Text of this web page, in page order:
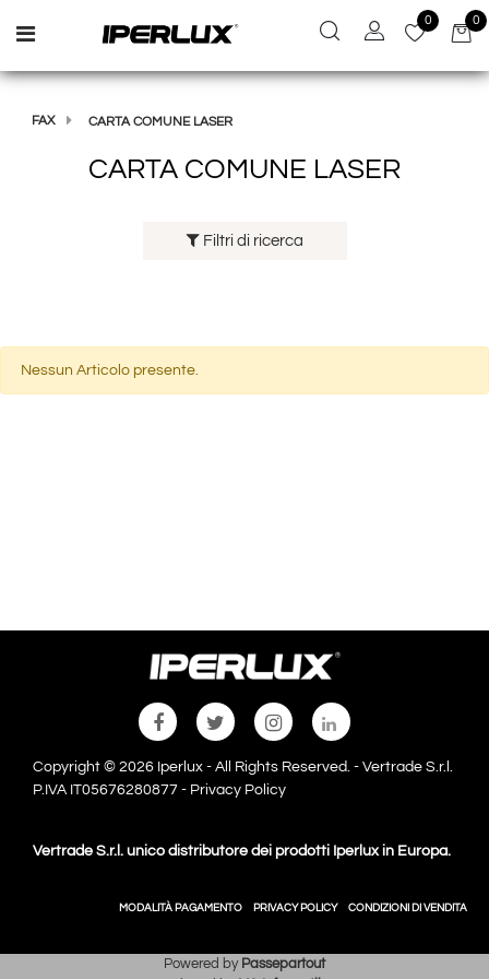
Open menu
0 0
FAX CARTA COMUNE LASER
CARTA COMUNE LASER
Filtri di ricerca
Nessun Articolo presente.
Copyright © 2026 Iperlux - All Rights Reserved. - Vertrade S.r.l.
P.IVA IT05676280877 - Privacy Policy
Vertrade S.r.l. unico distributore dei prodotti Iperlux in Europa.
MODALITÀ PAGAMENTO PRIVACY POLICY CONDIZIONI DI VENDITA
Powered by Passepartout